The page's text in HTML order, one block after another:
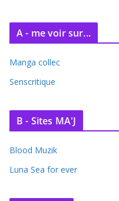
A - me voir sur...
Manga collec
Senscritique
B - Sites MA'J
Blood Muzik
Luna Sea for ever